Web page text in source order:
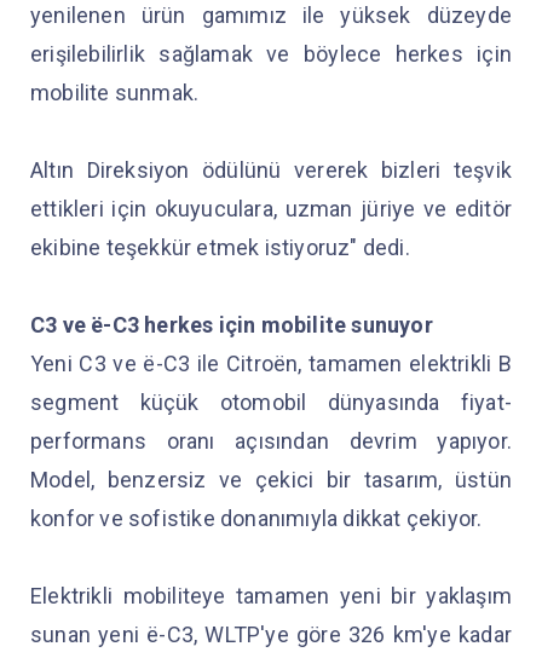
yenilenen ürün gamımız ile yüksek düzeyde
erişilebilirlik sağlamak ve böylece herkes için
mobilite sunmak.
Altın Direksiyon ödülünü vererek bizleri teşvik
ettikleri için okuyuculara, uzman jüriye ve editör
ekibine teşekkür etmek istiyoruz" dedi.
C3 ve ë-C3 herkes için mobilite sunuyor
Yeni C3 ve ë-C3 ile Citroën, tamamen elektrikli B
segment küçük otomobil dünyasında fiyat-
performans oranı açısından devrim yapıyor.
Model, benzersiz ve çekici bir tasarım, üstün
konfor ve sofistike donanımıyla dikkat çekiyor.
Elektrikli mobiliteye tamamen yeni bir yaklaşım
sunan yeni ë-C3, WLTP'ye göre 326 km'ye kadar